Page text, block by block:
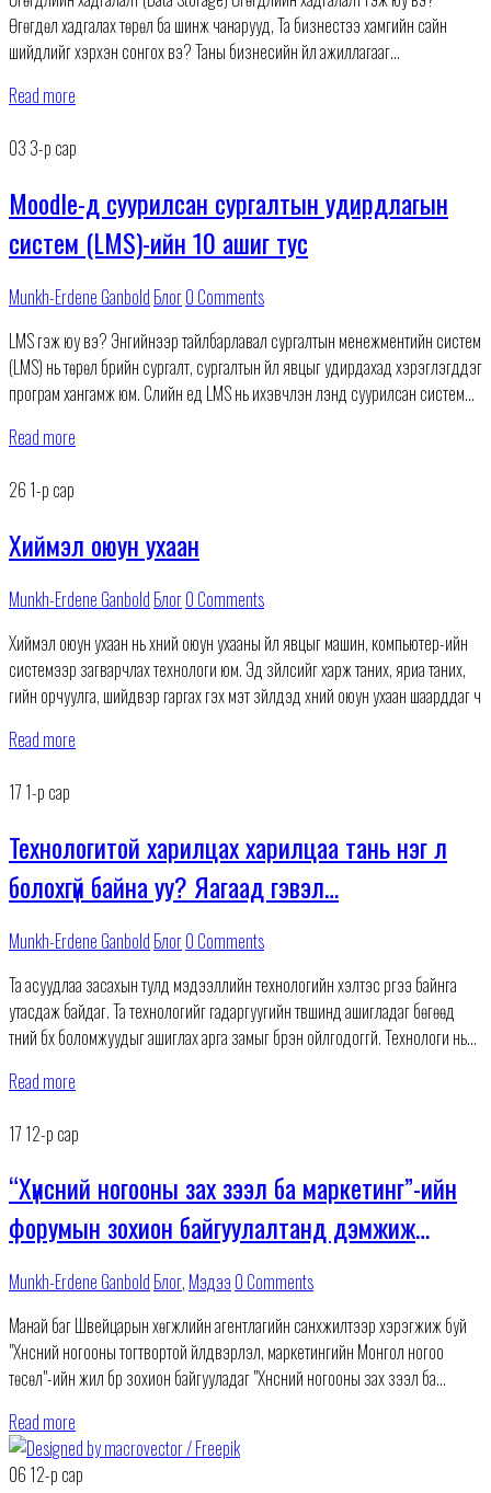
Өгөгдөл хадгалах төрөл ба шинж чанарууд, Та бизнестээ хамгийн сайн
шийдлийг хэрхэн сонгох вэ? Таны бизнесийн үйл ажиллагааг
Read more
03 3-р сар
Moodle-д суурилсан сургалтын удирдлагын
систем (LMS)-ийн 10 ашиг тус
Munkh-Erdene Ganbold Блог0 Comments
LMS гэж юу вэ? Энгийнээр тайлбарлавал сургалтын менежментийн систем
(LMS) нь төрөл бүрийн сургалт, сургалтын үйл явцыг удирдахад хэрэглэгддэг
програм хангамж юм. Сүүлийн үед LMS нь ихэвчлэн үүлэнд суурилсан систем
Read more
26 1-р сар
Хиймэл оюун ухаан
Munkh-Erdene Ganbold Блог0 Comments
Хиймэл оюун ухаан нь хүний оюун ухааны үйл явцыг машин, компьютер-ийн
системээр загварчлах технологи юм. Эд зүйлсийг харж таних, яриа таних,
үгийн орчуулга, шийдвэр гаргах гэх мэт зүйлүүдэд хүний оюун ухаан шаарддаг ч
Read more
17 1-р сар
Технологитой харилцах харилцаа тань нэг л
болохгүй байна уу? Яагаад гэвэл…
Munkh-Erdene Ganbold Блог0 Comments
Та асуудлаа засахын тулд мэдээллийн технологийн хэлтэс рүүгээ байнга
утасдаж байдаг. Та технологийг гадаргуугийн түвшинд ашигладаг бөгөөд
түүний бүх боломжуудыг ашиглах арга замыг бүрэн ойлгодоггүй. Технологи нь
Read more
17 12-р сар
“Хүнсний ногооны зах зээл ба маркетинг”-ийн
форумын зохион байгуулалтанд дэмжиж
оролцлоо
Munkh-Erdene Ganbold Блог, Мэдээ 0 Comments
Манай баг Швейцарын хөгжлийн агентлагийн санхүүжилтээр хэрэгжиж буй
"Хүнсний ногооны тогтвортой үйлдвэрлэл, маркетингийн Монгол ногоо
төсөл"-ийн жил бүр зохион байгууладаг "Хүнсний ногооны зах зээл ба
Read more
06 12-р сар